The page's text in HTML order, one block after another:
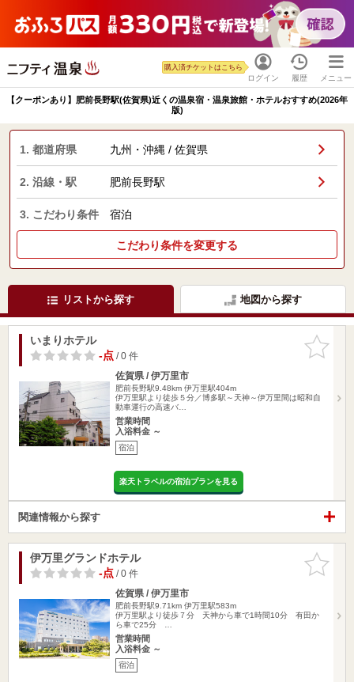
ログイン
購入済チケットはこちら
履歴 メニュー
【クーポンあり】肥前長野駅(佐賀県)近くの温泉宿・温泉旅館・ホテルおすすめ(2026年
版)
1. 都道府県 九州・沖縄 / 佐賀県
2. 沿線・駅 肥前長野駅
3. こだわり条件 宿泊
こだわり条件を変更する
リストから探す 地図から探す
お気に入
りに追加
いまりホテル
-点/ 0 件
佐賀県 / 伊万里市
肥前長野駅9.48km 伊万里駅404m
伊万里駅より徒歩５分／博多駅～天神～伊万里間は昭和自
動車運行の高速バ…
営業時間
入浴料金 ～
宿泊
楽天トラベルの宿泊プランを見る
関連情報から探す
お気に入
りに追加
伊万里グランドホテル
-点/ 0 件
佐賀県 / 伊万里市
肥前長野駅9.71km 伊万里駅583m
伊万里駅より徒歩７分 天神から車で1時間10分 有田か
ら車で25分 …
営業時間
入浴料金 ～
宿泊